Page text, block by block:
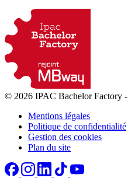
© 2026 IPAC Bachelor Factory -
Mentions légales
Politique de confidentialité
Gestion des cookies
Plan du site